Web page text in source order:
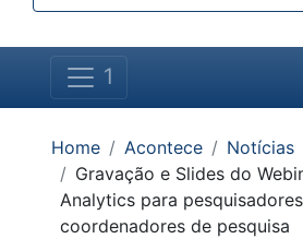
1
Home Acontece
Notícias
Gravação e Slides do
Analytics para
coordenadores de pesquisa